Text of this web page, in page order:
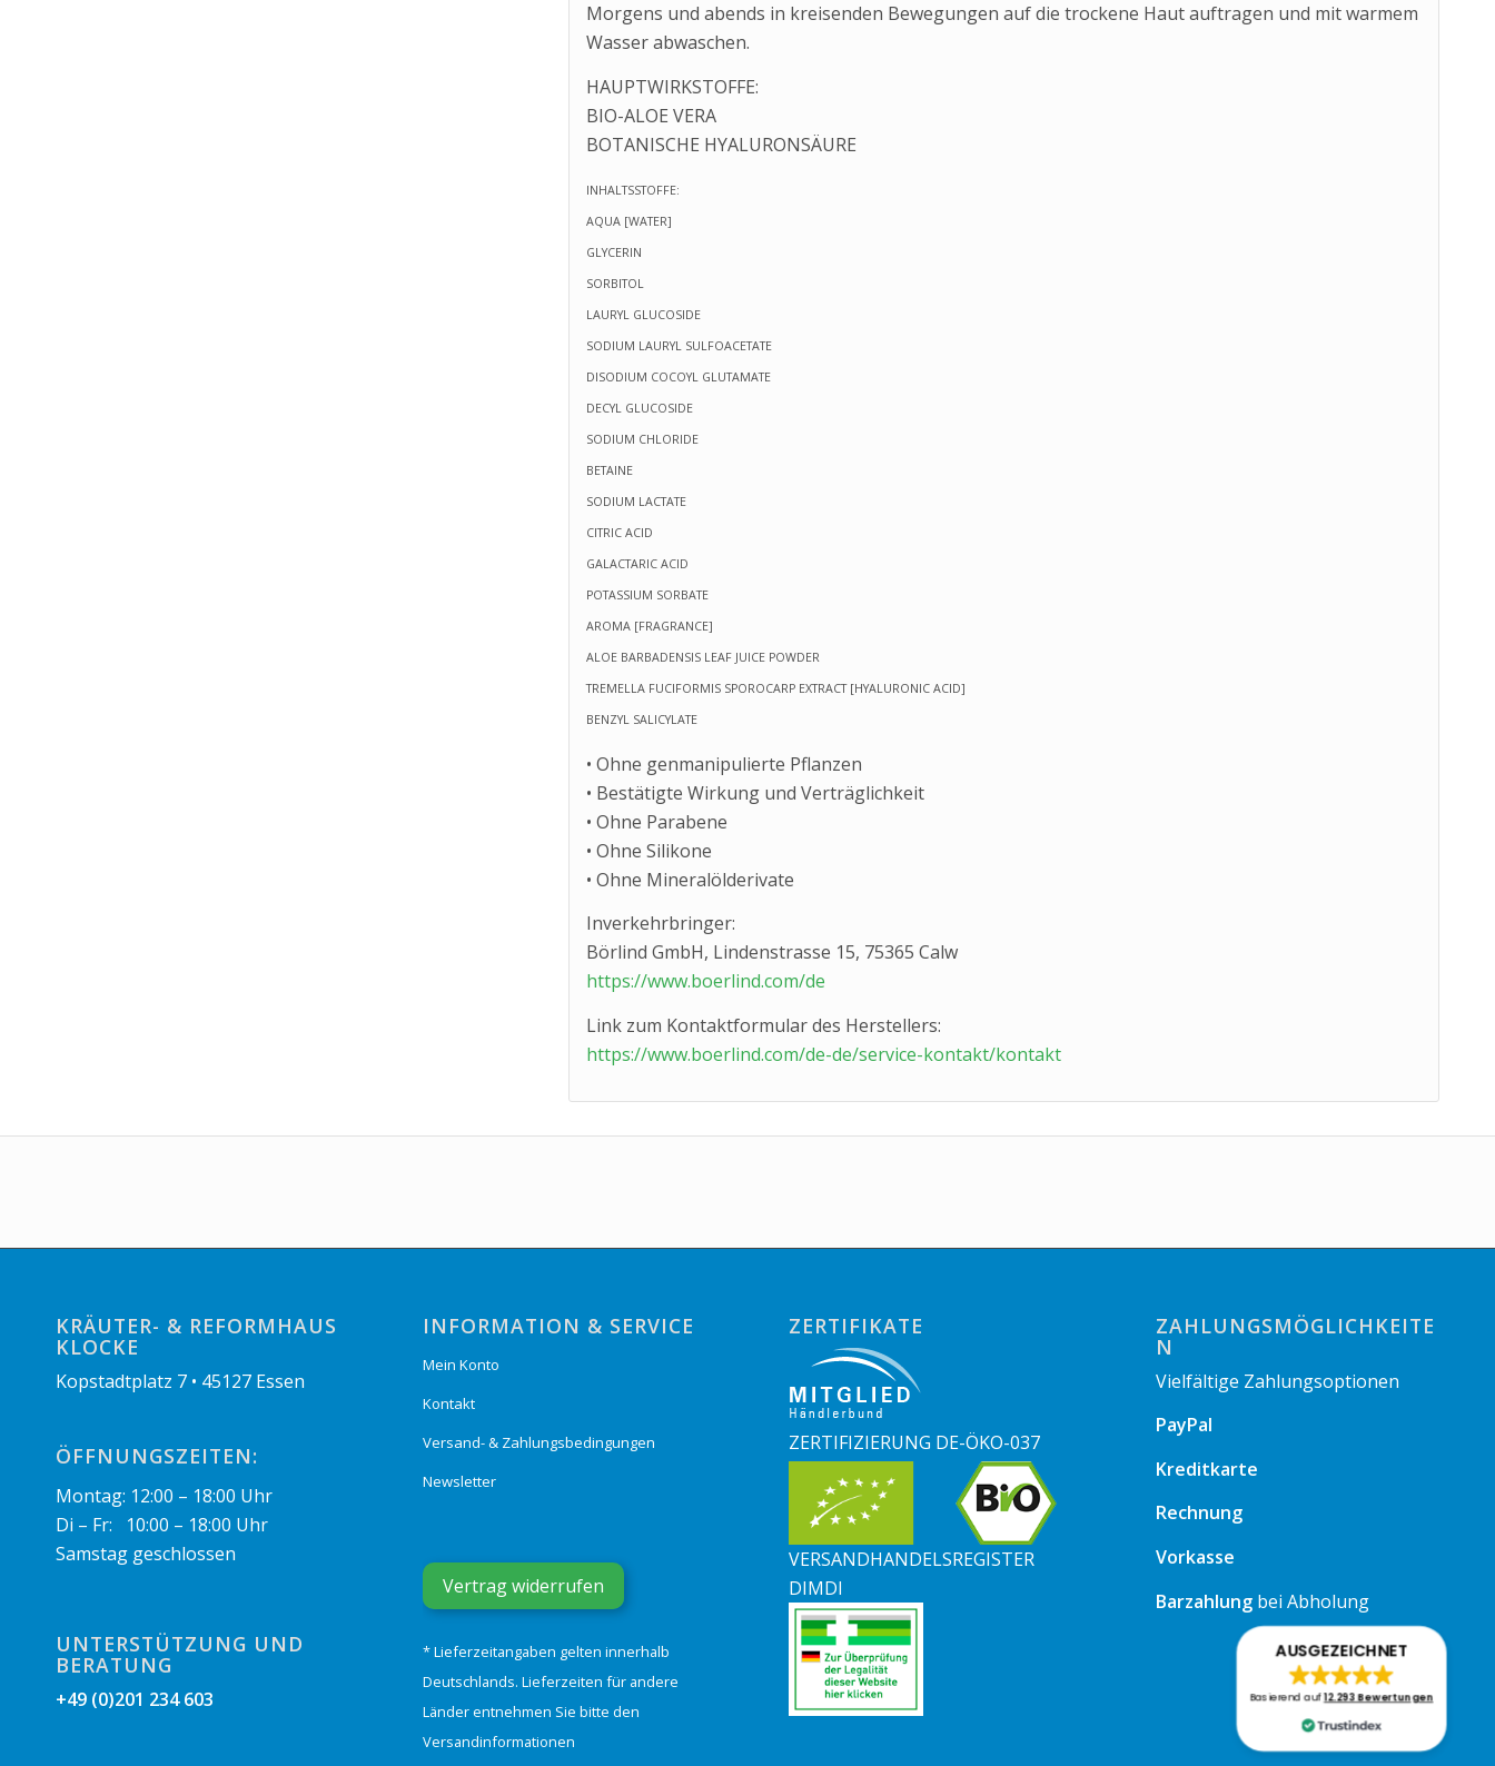
AUSGEZEICHNET
Basierend auf12.293 Bewertungen
Morgens und abends in kreisenden Bewegungen auf die trockene Haut auftragen und mit warmem
Wasser abwaschen.
HAUPTWIRKSTOFFE:
BIO-ALOE VERA
BOTANISCHE HYALURONSÄURE
INHALTSSTOFFE:
AQUA [WATER]
GLYCERIN
SORBITOL
LAURYL GLUCOSIDE
SODIUM LAURYL SULFOACETATE
DISODIUM COCOYL GLUTAMATE
DECYL GLUCOSIDE
SODIUM CHLORIDE
BETAINE
SODIUM LACTATE
CITRIC ACID
GALACTARIC ACID
POTASSIUM SORBATE
AROMA [FRAGRANCE]
ALOE BARBADENSIS LEAF JUICE POWDER
TREMELLA FUCIFORMIS SPOROCARP EXTRACT [HYALURONIC ACID]
BENZYL SALICYLATE
• Ohne genmanipulierte Pflanzen
• Bestätigte Wirkung und Verträglichkeit
• Ohne Parabene
• Ohne Silikone
• Ohne Mineralölderivate
Inverkehrbringer:
Börlind GmbH, Lindenstrasse 15, 75365 Calw
https://www.boerlind.com/de
Link zum Kontaktformular des Herstellers:
https://www.boerlind.com/de-de/service-kontakt/kontakt
KRÄUTER- & REFORMHAUS
KLOCKE
Kopstadtplatz 7 • 45127 Essen
ÖFFNUNGSZEITEN:
Montag: 12:00 – 18:00 Uhr
Di – Fr: 10:00 – 18:00 Uhr
Samstag geschlossen
UNTERSTÜTZUNG UND
BERATUNG
+49 (0)201 234 603
INFORMATION & SERVICE
Mein Konto
Kontakt
Versand- & Zahlungsbedingungen
Newsletter
Vertrag widerrufen
* Lieferzeitangaben gelten innerhalb
Deutschlands. Lieferzeiten für andere
Länder entnehmen Sie bitte den
Versandinformationen
ZERTIFIKATE
ZERTIFIZIERUNG DE-ÖKO-037
VERSANDHANDELSREGISTER
DIMDI
ZAHLUNGSMÖGLICHKEITE
N
Vielfältige Zahlungsoptionen
PayPal
Kreditkarte
Rechnung
Vorkasse
Barzahlungbei Abholung